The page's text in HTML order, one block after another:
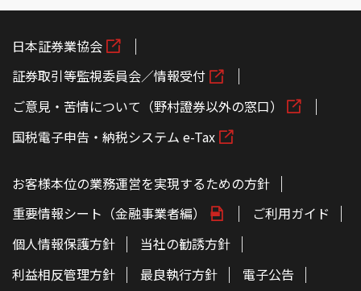
日本証券業協会
証券取引等監視委員会／情報受付
ご意見・苦情について（野村證券以外の窓口）
国税電子申告・納税システム e-Tax
お客様本位の業務運営を実現するための方針
重要情報シート（金融事業者編）
ご利用ガイド
個人情報保護方針
当社の勧誘方針
利益相反管理方針
最良執行方針
電子公告